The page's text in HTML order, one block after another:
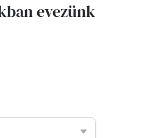
evezünk